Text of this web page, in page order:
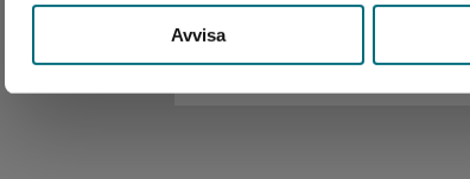
Avvisa
Høysholdt, Lizzie